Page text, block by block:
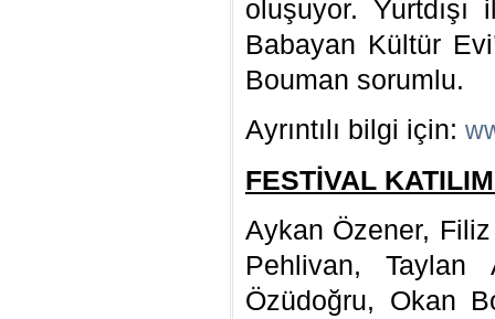
oluşuyor. Yurtdışı
Babayan Kültür
Bouman sorumlu.
Ayrıntılı bilgi için:
FESTİVAL
Aykan Özener,
Pehlivan,
Özüdoğru, Okan